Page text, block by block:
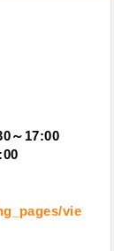
～17:00
vie